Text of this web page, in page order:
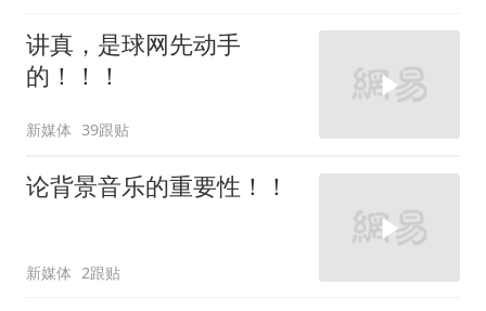
讲真，是球网先动手
的！！！
新媒体 39跟贴
论背景音乐的重要性！！
新媒体 2跟贴